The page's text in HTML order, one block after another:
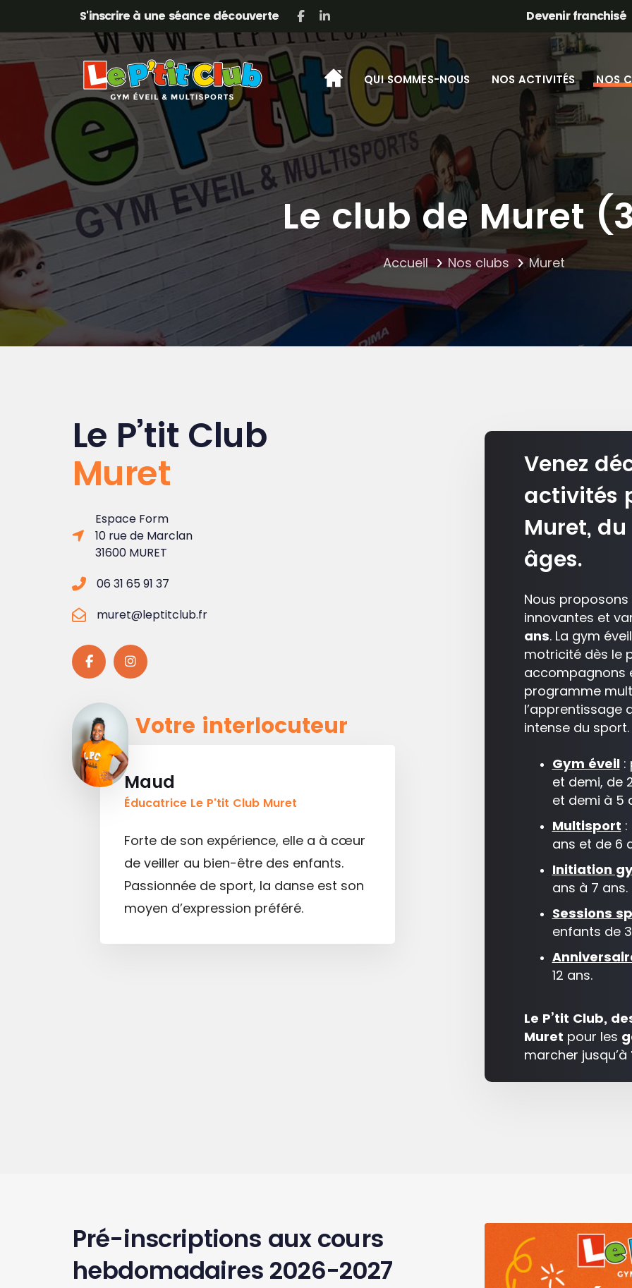
S'inscrire à une séance découverte Devenir franchisé
QUI SOMMES-NOUS NOS ACTIVITÉS NOS
Le club de Muret
Accueil Nos clubs Muret
Le P’tit Club
Muret
Espace Form
10 rue de Marclan
31600 MURET
06 31 65 91 37
muret@leptitclub.fr
Votre interlocuteur
Forte de son expérience, elle a à cœur
de veiller au bien-être des enfants.
Passionnée de sport, la danse est son
moyen d’expression préféré.
Maud
Éducatrice Le P'tit Club Muret
Venez
activités
Muret,
âges.
Nous
innovantes et
ans. La gym
motricité dès le
accompagnons
programme
l’apprentissage
intense du sport.
Gym éveil:
et demi, de
et demi à 5
Multisport
ans et de 6
Initiation
ans à 7 ans.
Sessions
enfants de
12 ans.
Le P’tit Club,
Muret pour les
marcher jusqu’à
Pré-inscriptions aux cours
hebdomadaires 2026-2027